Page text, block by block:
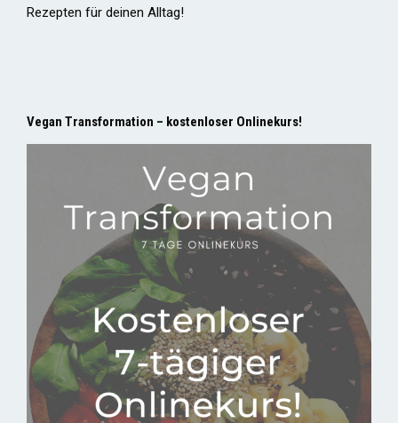
Rezepten für deinen Alltag!
Vegan Transformation – kostenloser Onlinekurs!